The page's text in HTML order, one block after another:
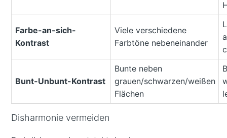
Farbe-an-sich-
Kontrast
Viele verschiedene
Farbtöne nebeneinander
Bunt-Unbunt-Kontrast
Bunte neben
grauen/schwarzen/weißen
Flächen
Disharmonie vermeiden